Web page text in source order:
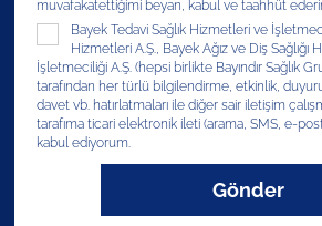
muvafakatettiğimi beyan, kabul ve taahhüt
Bayek Tedavi Sağlık Hizmetleri ve
Hizmetleri A.Ş., Bayek Ağız ve Diş Sağlığı
İşletmeciliği A.Ş. (hepsi birlikte Bayındır Sağlık
tarafından her türlü bilgilendirme, etkinlik, duyuru,
davet vb. hatırlatmaları ile diğer sair iletişim
tarafıma ticari elektronik ileti (arama, SMS, e-
kabul ediyorum.
Gönder